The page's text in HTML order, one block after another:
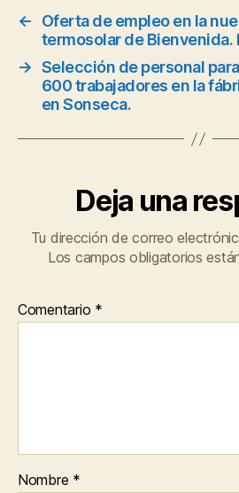
←
Oferta de empleo en la
termosolar de Bienvenida.
→ Selección de personal
600 trabajadores en la
en Sonseca.
Deja una
Tu dirección de correo
Los campos obligatorios
Comentario *
Nombre *